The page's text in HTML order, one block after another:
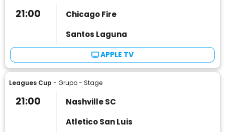
21:00
Chicago Fire
Santos Laguna
APPLE TV
Leagues Cup - Grupo - Stage
21:00
Nashville SC
Atletico San Luis